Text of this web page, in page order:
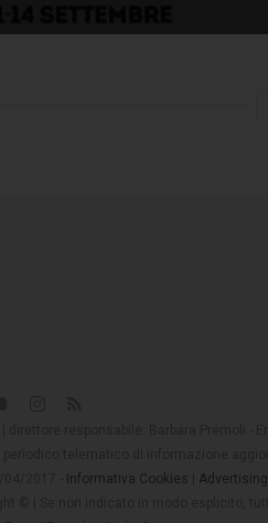
Informativa Cookies Advertising